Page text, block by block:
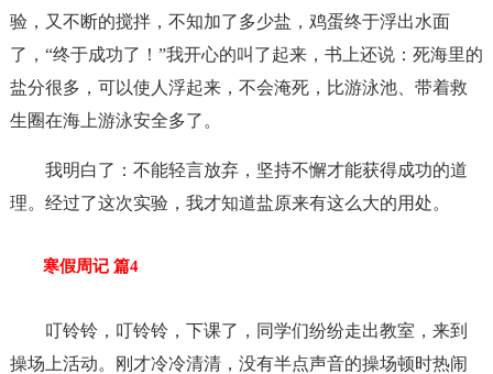
验，又不断的搅拌，不知加了多少盐，鸡蛋终于浮出水面
了，“终于成功了！”我开心的叫了起来，书上还说：死海里的
盐分很多，可以使人浮起来，不会淹死，比游泳池、带着救
生圈在海上游泳安全多了。
我明白了：不能轻言放弃，坚持不懈才能获得成功的道
理。经过了这次实验，我才知道盐原来有这么大的用处。
寒假周记 篇4
叮铃铃，叮铃铃，下课了，同学们纷纷走出教室，来到
操场上活动。刚才冷冷清清，没有半点声音的操场顿时热闹